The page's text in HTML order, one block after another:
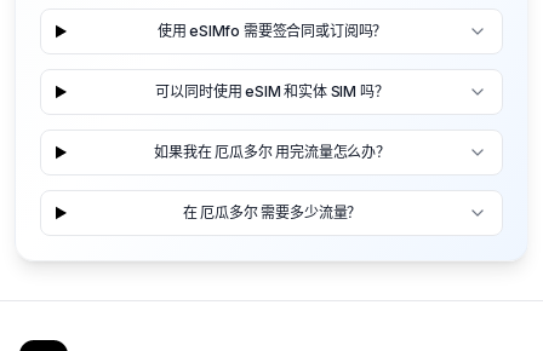
使用 eSIMfo 需要签合同或订阅吗？
可以同时使用 eSIM 和实体 SIM 吗？
如果我在 厄瓜多尔 用完流量怎么办？
在 厄瓜多尔 需要多少流量？